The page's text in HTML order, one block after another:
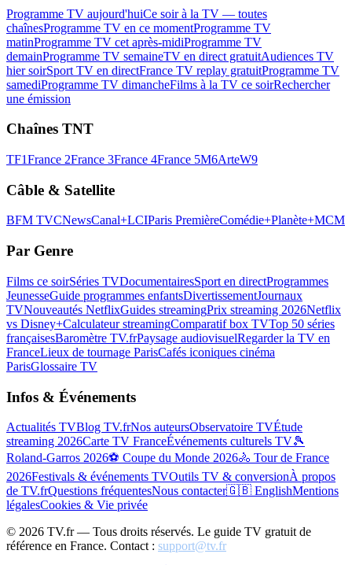
Programme TV aujourd'huiCe soir à la TV — toutes
chaînesProgramme TV en ce momentProgramme TV
matinProgramme TV cet après-midiProgramme TV
demainProgramme TV semaineTV en direct gratuitAudiences TV
hier soirSport TV en directFrance TV replay gratuitProgramme TV
samediProgramme TV dimancheFilms à la TV ce soirRechercher
une émission
Chaînes TNT
TF1France 2France 3France 4France 5M6ArteW9
Câble & Satellite
BFM TVCNewsCanal+LCIParis PremièreComédie+Planète+MCM
Par Genre
Films ce soirSéries TVDocumentairesSport en directProgrammes
JeunesseGuide programmes enfantsDivertissementJournaux
TVNouveautés NetflixGuides streamingPrix streaming 2026Netflix
vs Disney+Calculateur streamingComparatif box TVTop 50 séries
françaisesBaromètre TV.frPaysage audiovisuelRegarder la TV en
FranceLieux de tournage ParisCafés iconiques cinéma
ParisGlossaire TV
Infos & Événements
Actualités TVBlog TV.frNos auteursObservatoire TVÉtude
streaming 2026Carte TV FranceÉvénements culturels TV🎾
Roland-Garros 2026⚽ Coupe du Monde 2026🚴 Tour de France
2026Festivals & événements TVOutils TV & conversionÀ propos
de TV.frQuestions fréquentesNous contacter🇬🇧 EnglishMentions
légalesCookies & Vie privée
© 2026 TV.fr — Tous droits réservés. Le guide TV gratuit de
référence en France. Contact : support@tv.fr